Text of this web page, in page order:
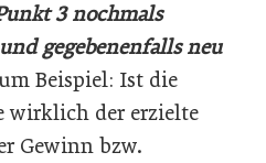
3 nochmals
gegebenenfalls neu
Beispiel: Ist die
wirklich der erzielte
Gewinn bzw.